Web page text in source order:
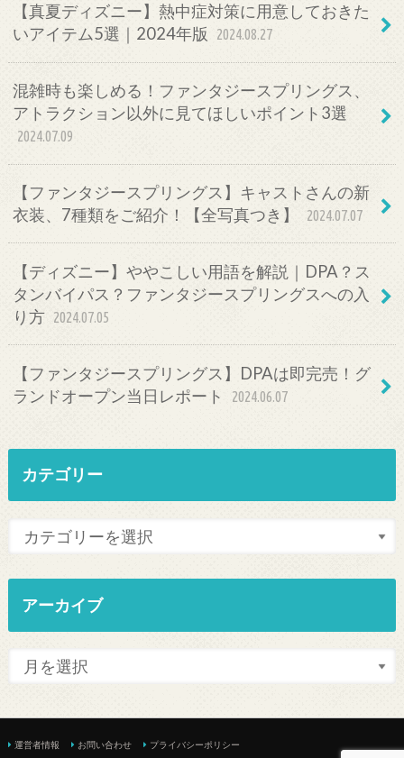
【真夏ディズニー】熱中症対策に用意しておきた
いアイテム5選｜2024年版
2024.08.27
混雑時も楽しめる！ファンタジースプリングス、
アトラクション以外に見てほしいポイント3選
2024.07.09
【ファンタジースプリングス】キャストさんの新
衣装、7種類をご紹介！【全写真つき】
2024.07.07
【ディズニー】ややこしい用語を解説｜DPA？ス
タンバイパス？ファンタジースプリングスへの入
り方 2024.07.05
【ファンタジースプリングス】DPAは即完売！グ
ランドオープン当日レポート
2024.06.07
カテゴリー
アーカイブ
運営者情報 お問い合わせ プライバシーポリシー